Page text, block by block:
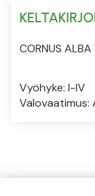
CORNUS ALBA
Vyöhyke: I-IV
Valovaatimus: